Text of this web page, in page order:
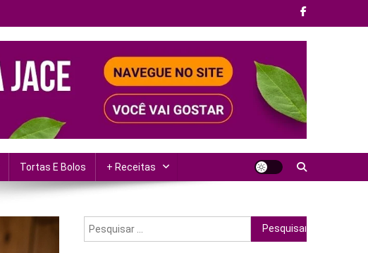
Tortas E Bolos + Receitas
Pesquisar
por: